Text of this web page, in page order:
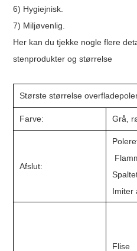
6) Hygiejnisk.
7) Miljøvenlig.
Her kan du tjekke nogle flere
stenprodukter og størrelse
Største størrelse
Farve: Grå,
Afslut:
Imiter
Flise